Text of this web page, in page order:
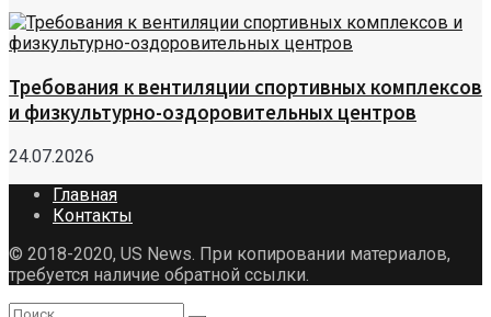
Требования к вентиляции спортивных комплексов
и физкультурно-оздоровительных центров
24.07.2026
Главная
Контакты
© 2018-2020, US News. При копировании материалов,
требуется наличие обратной ссылки.